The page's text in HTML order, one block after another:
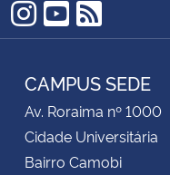
Secretaria de Governo
Advocacia-Geral da União
Banco Central do Brasil
Instagram
YouTube
RSS
CAMPUS SEDE
Av. Roraima nº 1000
Cidade Universitária
Bairro Camobi